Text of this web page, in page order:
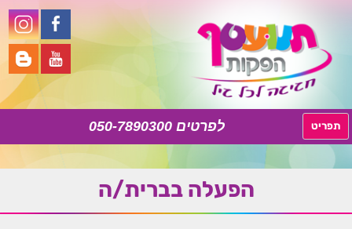
050-7890300 תפריט
לתוכן
הפעלה בברית/ה